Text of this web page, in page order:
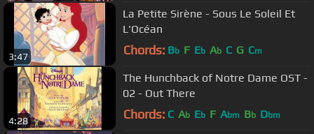
3:47
La Petite Sirène - Sous Le Soleil Et
L'Océan
Chords: Bb F Eb Ab C G Cm
4:28
The Hunchback of Notre Dame OST -
02 - Out There
Chords: C Ab Eb F Abm Bb Dbm